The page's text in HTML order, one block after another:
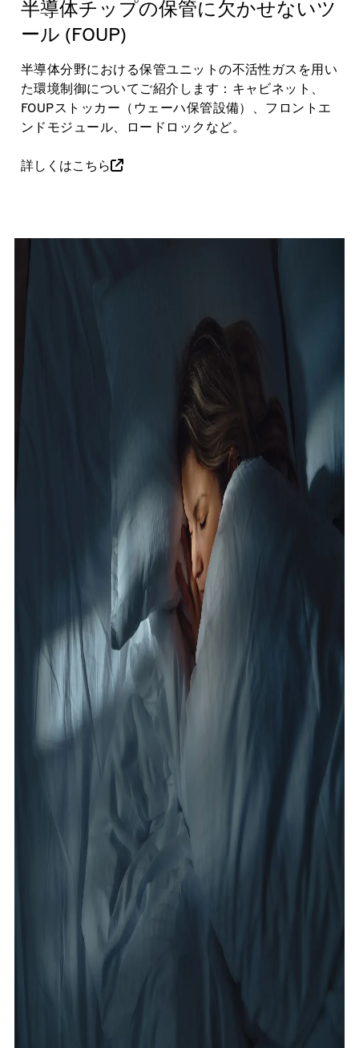
半導体チップの保管に欠かせないツ
ール (FOUP)
半導体分野における保管ユニットの不活性ガスを用い
た環境制御についてご紹介します：キャビネット、
FOUPストッカー（ウェーハ保管設備）、フロントエ
ンドモジュール、ロードロックなど。
詳しくはこちら